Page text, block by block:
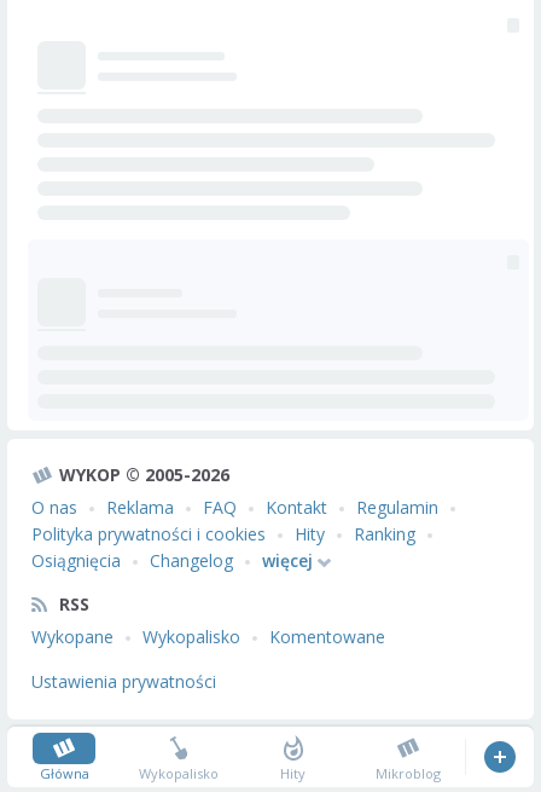
WYKOP © 2005-2026
O nas
Reklama FAQ Kontakt
Regulamin
Polityka prywatności i cookies
Hity
Ranking
Osiągnięcia
Changelog
więcej
RSS
Wykopane
Wykopalisko
Komentowane
Ustawienia prywatności
Główna Wykopalisko Hity Mikroblog